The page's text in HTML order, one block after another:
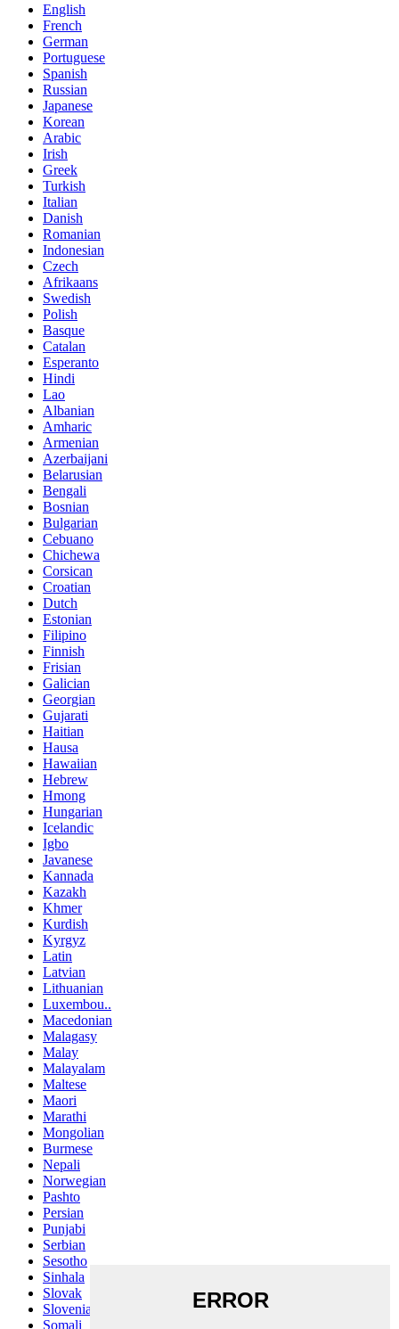
English
French
German
Portuguese
Spanish
Russian
Japanese
Korean
Arabic
Irish
Greek
Turkish
Italian
Danish
Romanian
Indonesian
Czech
Afrikaans
Swedish
Polish
Basque
Catalan
Esperanto
Hindi
Lao
Albanian
Amharic
Armenian
Azerbaijani
Belarusian
Bengali
Bosnian
Bulgarian
Cebuano
Chichewa
Corsican
Croatian
Dutch
Estonian
Filipino
Finnish
Frisian
Galician
Georgian
Gujarati
Haitian
Hausa
Hawaiian
Hebrew
Hmong
Hungarian
Icelandic
Igbo
Javanese
Kannada
Kazakh
Khmer
Kurdish
Kyrgyz
Latin
Latvian
Lithuanian
Luxembou..
Macedonian
Malagasy
Malay
Malayalam
Maltese
Maori
Marathi
Mongolian
Burmese
Nepali
Norwegian
Pashto
Persian
Punjabi
Serbian
Sesotho
Sinhala
Slovak
Slovenian
Somali